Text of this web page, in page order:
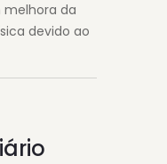
melhora da
devido ao